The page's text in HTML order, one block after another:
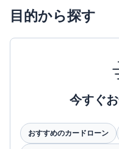
目的から探す
今すぐ
おすすめのカードローン